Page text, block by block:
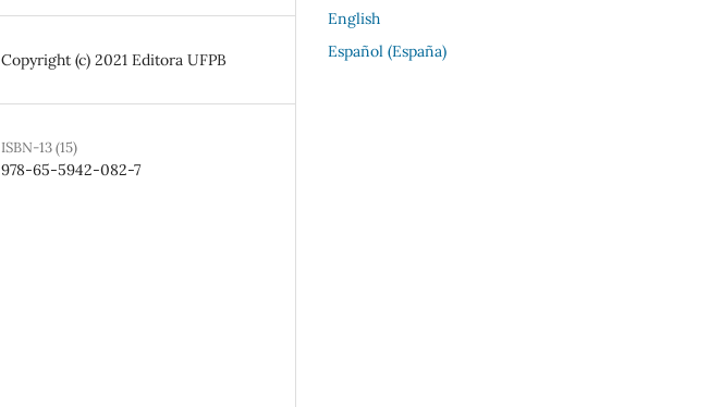
Copyright (c) 2021 Editora UFPB
ISBN-13 (15)
978-65-5942-082-7
English
Español (España)